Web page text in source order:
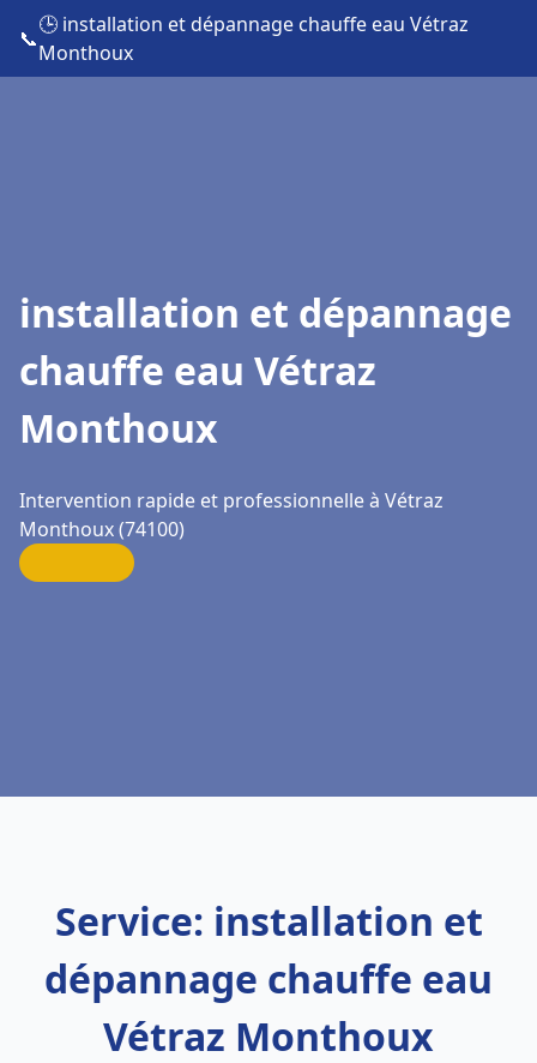
📞
🕒 installation et dépannage chauffe eau Vétraz
Monthoux
installation et dépannage
chauffe eau Vétraz
Monthoux
Intervention rapide et professionnelle à Vétraz
Monthoux (74100)
Service: installation et
dépannage chauffe eau
Vétraz Monthoux